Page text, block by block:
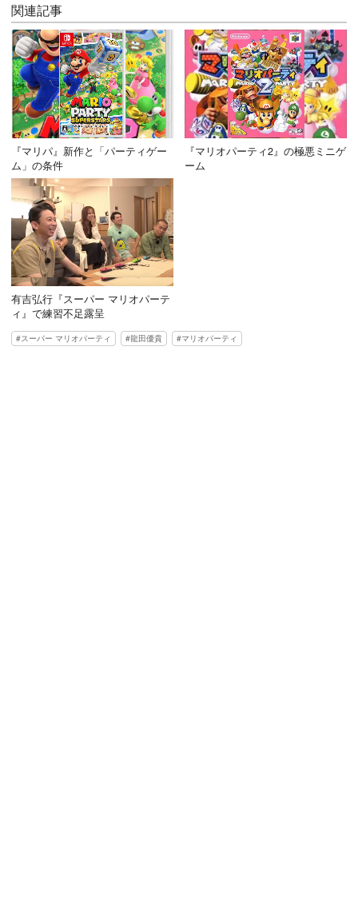
関連記事
『マリパ』新作と「パーティゲー
ム」の条件
『マリオパーティ2』の極悪ミニゲ
ーム
有吉弘行『スーパー マリオパーテ
ィ』で練習不足露呈
スーパー マリオパーティ 龍田優貴 マリオパーティ